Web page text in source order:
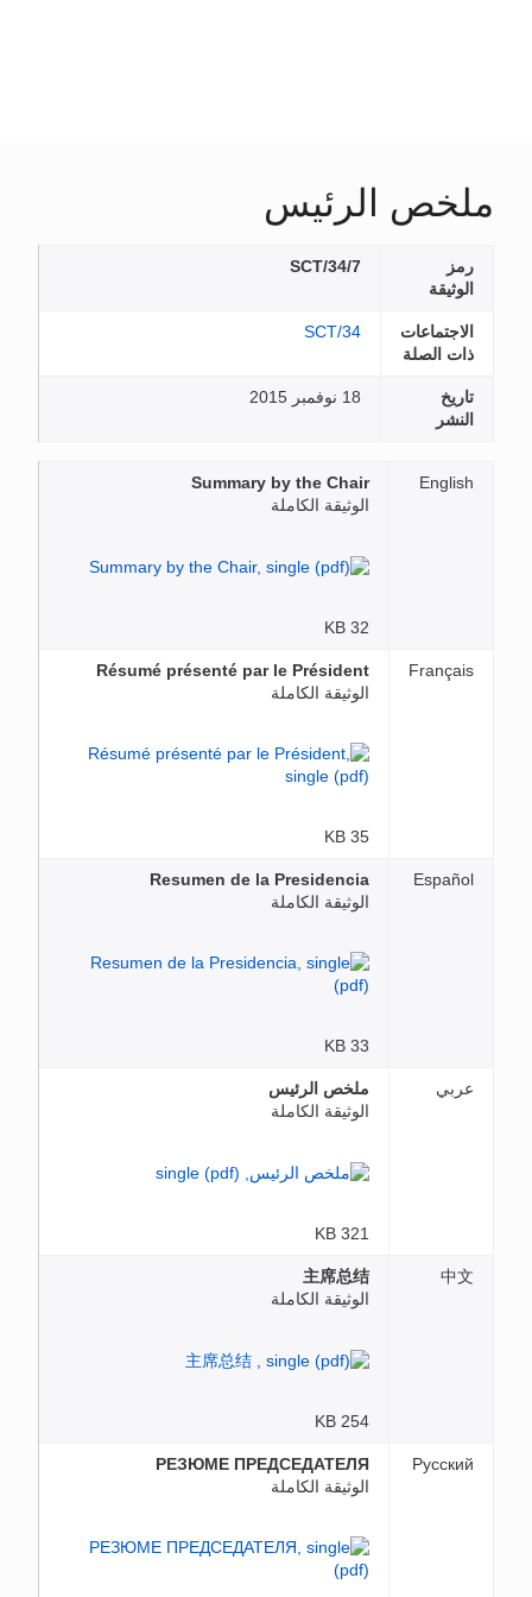
ملخص الرئيس
رمز
الوثيقة
SCT/34/7
الاجتماعات
ذات الصلة
SCT/34
تاريخ
النشر
18 نوفمبر 2015
English
Summary by the Chair
الوثيقة الكاملة
32 KB
Français
Résumé présenté par le Président
الوثيقة الكاملة
35 KB
Español
Resumen de la Presidencia
الوثيقة الكاملة
33 KB
عربي
ملخص الرئيس
الوثيقة الكاملة
321 KB
中文
主席总结
الوثيقة الكاملة
254 KB
Русский
РЕЗЮМЕ ПРЕДСЕДАТЕЛЯ
الوثيقة الكاملة